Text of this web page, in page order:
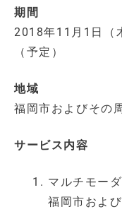
期間
2018年11月1日（
（予定）
地域
福岡市およびその
サービス内容
マルチモー
福岡市およ